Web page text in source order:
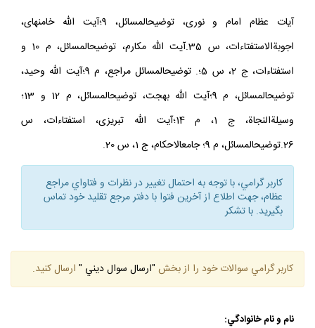
آيات عظام امام و نورى، توضيح‏المسائل، 9؛آيت الله خامنه‏اى،
اجوبةالاستفتاءات، س 35.آيت الله مكارم، توضيح‏المسائل، م 10 و
استفتاءات، ج 2، س 5؛. توضيح‏المسائل مراجع، م 9؛آيت الله وحيد،
توضيح‏المسائل، م 9؛آيت الله بهجت، توضيح‏المسائل، م 12 و 13؛
وسيلةالنجاة، ج 1، م 14؛آيت الله تبريزى، استفتاءات، س
26.توضيح‏المسائل، م 9؛ جامع‏الاحكام، ج 1، س 20.
كاربر گرامي، با توجه به احتمال تغيير در نظرات و فتاواي مراجع
عظام، جهت اطلاع از آخرين فتوا با دفتر مرجع تقليد خود تماس
بگيريد. با تشكر
كاربر گرامي سوالات خود را از بخش "ارسال سوال ديني " ارسال كنيد.
نام و نام خانوادگي: